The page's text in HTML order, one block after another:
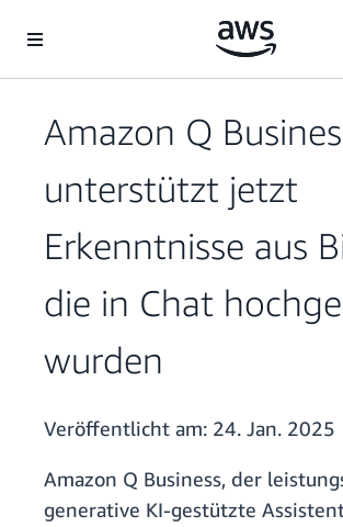
Überspringen zum Hauptinhalt
Amazon Q
unterstützt jetzt
Erkenntnisse aus
die in Chat
wurden
Veröffentlicht am: 24. Jan. 2025
Amazon Q Business, der
generative KI-gestützte